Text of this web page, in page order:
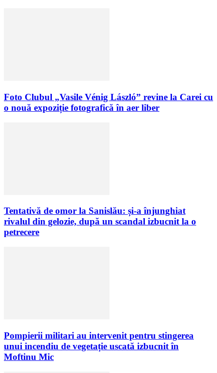
Foto Clubul „Vasile Vénig László” revine la Carei cu
o nouă expoziție fotografică în aer liber
Tentativă de omor la Sanislău: și-a înjunghiat
rivalul din gelozie, după un scandal izbucnit la o
petrecere
Pompierii militari au intervenit pentru stingerea
unui incendiu de vegetație uscată izbucnit în
Moftinu Mic